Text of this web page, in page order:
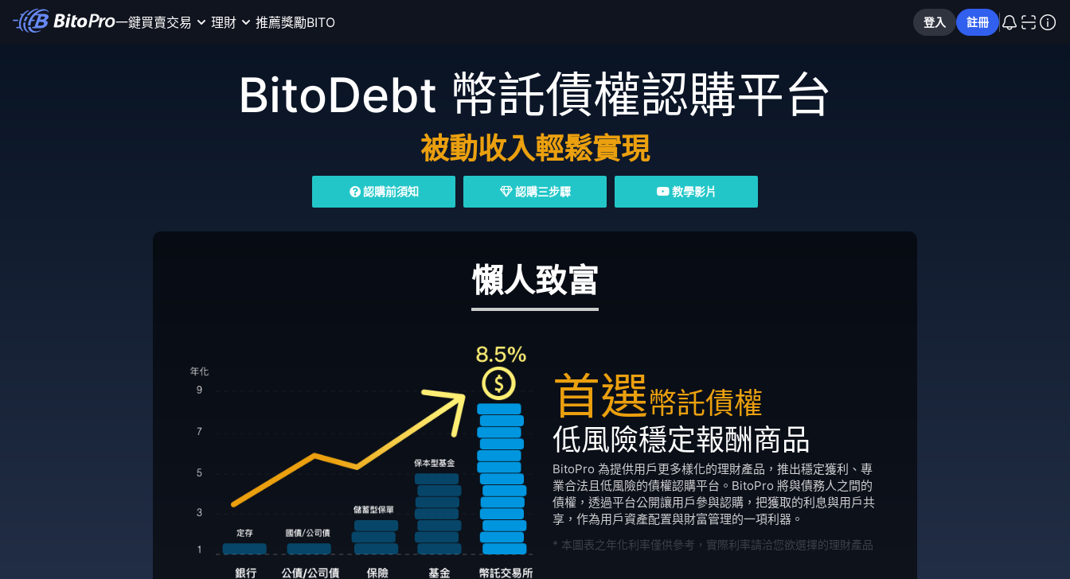
一鍵買賣交易 理財 推薦獎勵BITO 登入 註冊
BitoDebt 幣託債權認購平台
被動收入輕鬆實現
認購前須知 認購三步驟 教學影片
懶人致富
首選幣託債權
低風險穩定報酬商品
BitoPro 為提供用戶更多樣化的理財產品，推出穩定獲利、專
業合法且低風險的債權認購平台。BitoPro 將與債務人之間的
債權，透過平台公開讓用戶參與認購，把獲取的利息與用戶共
享，作為用戶資產配置與財富管理的一項利器。
* 本圖表之年化利率僅供參考，實際利率請洽您欲選擇的理財產品